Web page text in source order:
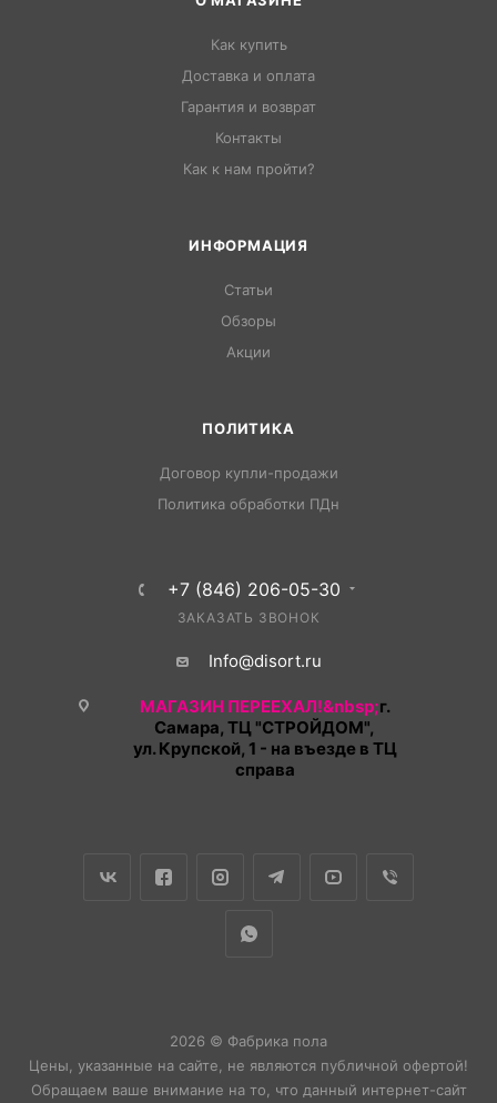
Как купить
Доставка и оплата
Гарантия и возврат
Контакты
Как к нам пройти?
ИНФОРМАЦИЯ
Статьи
Обзоры
Акции
ПОЛИТИКА
Договор купли-продажи
Политика обработки ПДн
+7 (846) 206-05-30
ЗАКАЗАТЬ ЗВОНОК
Info@disort.ru
МАГАЗИН ПЕРЕЕХАЛ!&nbsp;г.
Самара, ТЦ "СТРОЙДОМ",
ул. Крупской, 1 - на въезде в ТЦ
справа
2026 © Фабрика пола
Цены, указанные на сайте, не являются публичной офертой!
Обращаем ваше внимание на то, что данный интернет-сайт